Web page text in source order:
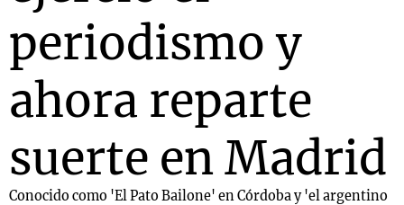
periodismo y
ahora reparte
suerte en Madrid
Conocido como 'El Pato Bailone' en Córdoba y 'el argentino